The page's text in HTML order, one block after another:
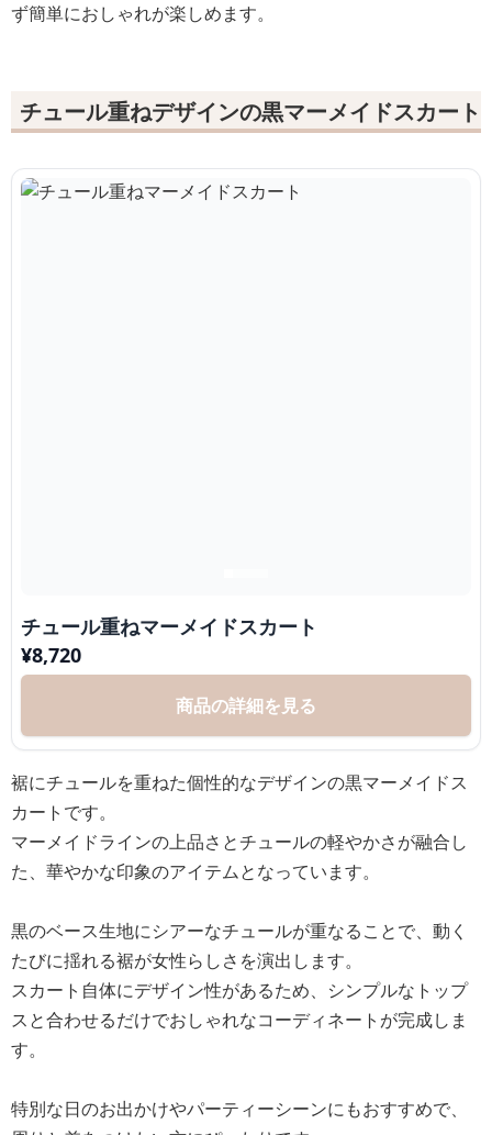
ず簡単におしゃれが楽しめます。
チュール重ねデザインの黒マーメイドスカート
チュール重ねマーメイドスカート
¥8,720
商品の詳細を見る
裾にチュールを重ねた個性的なデザインの黒マーメイドス
カートです。
マーメイドラインの上品さとチュールの軽やかさが融合し
た、華やかな印象のアイテムとなっています。
黒のベース生地にシアーなチュールが重なることで、動く
たびに揺れる裾が女性らしさを演出します。
スカート自体にデザイン性があるため、シンプルなトップ
スと合わせるだけでおしゃれなコーディネートが完成しま
す。
特別な日のお出かけやパーティーシーンにもおすすめで、